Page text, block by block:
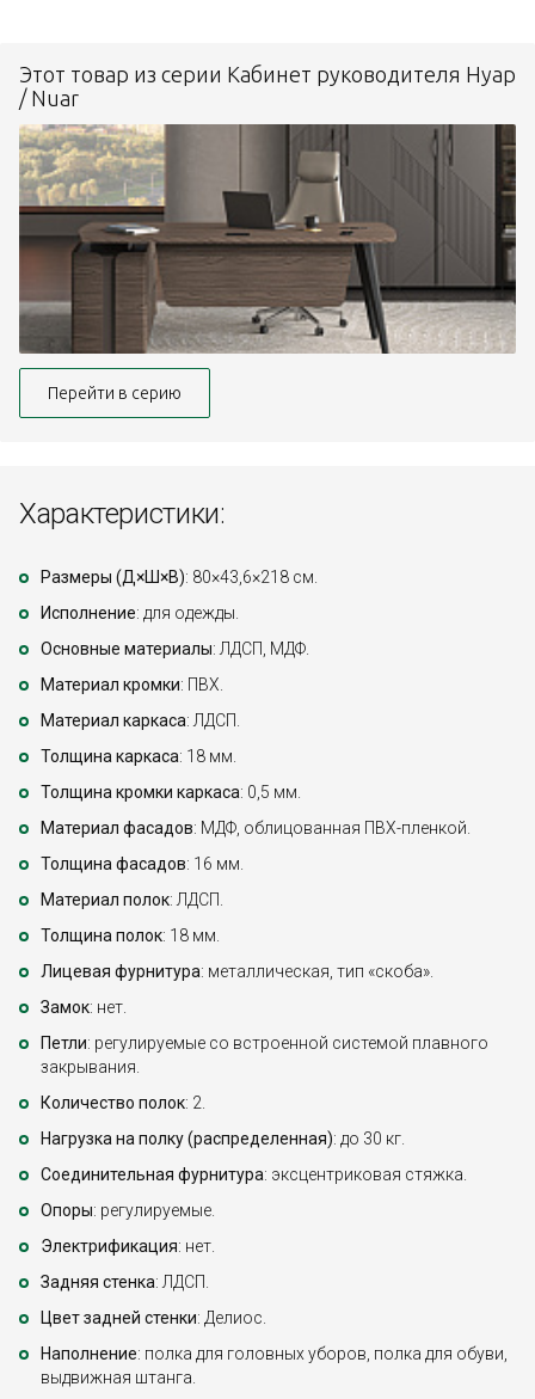
Этот товар из серии Кабинет руководителя Нуар
/ Nuar
Перейти в серию
Характеристики:
Размеры (Д×Ш×В): 80×43,6×218 см.
Исполнение: для одежды.
Основные материалы: ЛДСП, МДФ.
Материал кромки: ПВХ.
Материал каркаса: ЛДСП.
Толщина каркаса: 18 мм.
Толщина кромки каркаса: 0,5 мм.
Материал фасадов: МДФ, облицованная ПВХ-пленкой.
Толщина фасадов: 16 мм.
Материал полок: ЛДСП.
Толщина полок: 18 мм.
Лицевая фурнитура: металлическая, тип «скоба».
Замок: нет.
Петли: регулируемые со встроенной системой плавного
закрывания.
Количество полок: 2.
Нагрузка на полку (распределенная): до 30 кг.
Соединительная фурнитура: эксцентриковая стяжка.
Опоры: регулируемые.
Электрификация: нет.
Задняя стенка: ЛДСП.
Цвет задней стенки: Делиос.
Наполнение: полка для головных уборов, полка для обуви,
выдвижная штанга.